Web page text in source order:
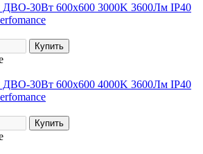
ДВО-30Вт 600х600 3000K 3600Лм IP40
ДВО-30Вт 600х600 4000K 3600Лм IP40